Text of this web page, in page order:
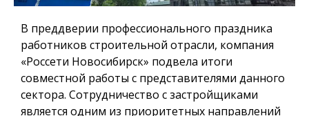
В преддверии профессионального праздника
работников строительной отрасли, компания
«Россети Новосибирск» подвела итоги
совместной работы с представителями данного
сектора. Сотрудничество с застройщиками
является одним из приоритетных направлений